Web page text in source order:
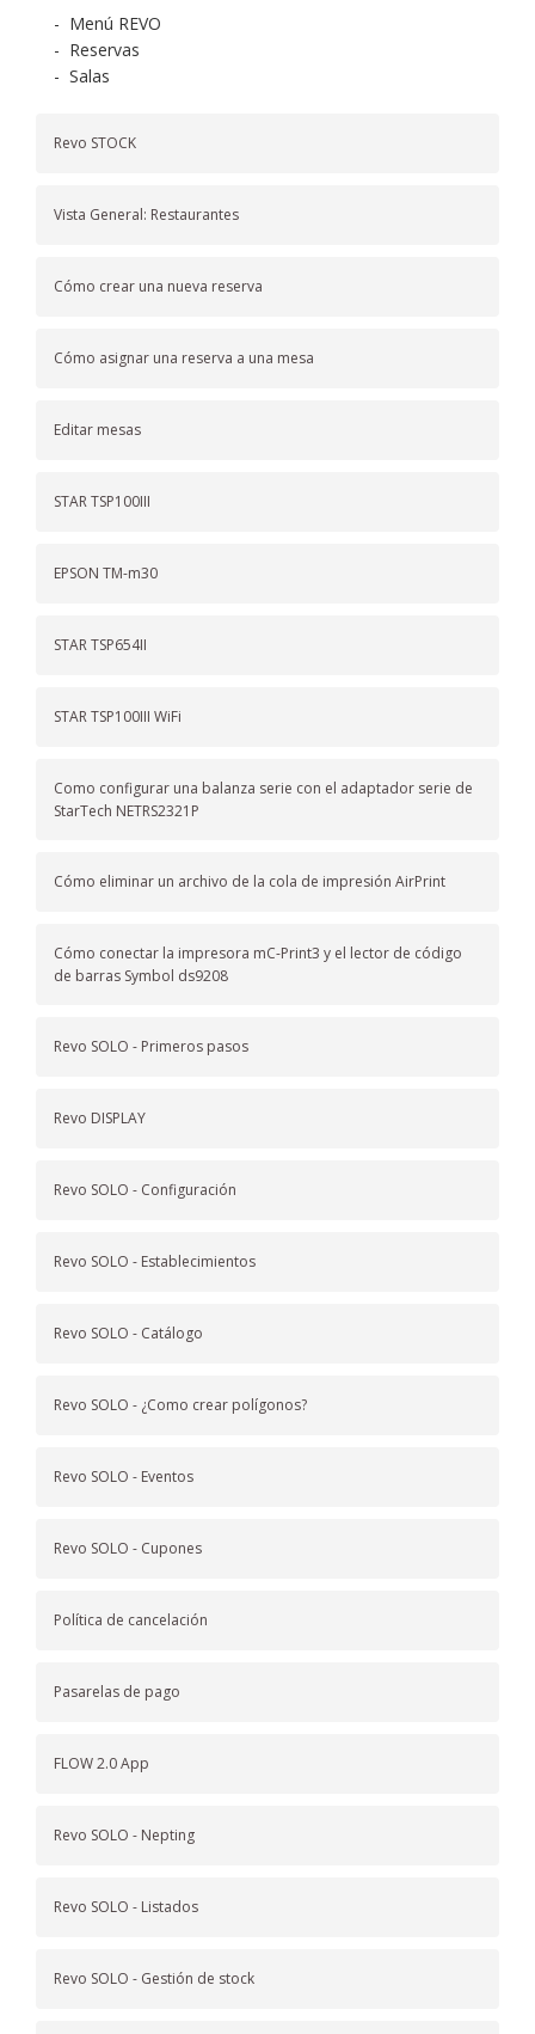
- Menú REVO
- Reservas
- Salas
Revo STOCK
Vista General: Restaurantes
Cómo crear una nueva reserva
Cómo asignar una reserva a una mesa
Editar mesas
STAR TSP100III
EPSON TM-m30
STAR TSP654II
STAR TSP100III WiFi
Como configurar una balanza serie con el adaptador serie de
StarTech NETRS2321P
Cómo eliminar un archivo de la cola de impresión AirPrint
Cómo conectar la impresora mC-Print3 y el lector de código
de barras Symbol ds9208
Revo SOLO - Primeros pasos
Revo DISPLAY
Revo SOLO - Configuración
Revo SOLO - Establecimientos
Revo SOLO - Catálogo
Revo SOLO - ¿Como crear polígonos?
Revo SOLO - Eventos
Revo SOLO - Cupones
Política de cancelación
Pasarelas de pago
FLOW 2.0 App
Revo SOLO - Nepting
Revo SOLO - Listados
Revo SOLO - Gestión de stock